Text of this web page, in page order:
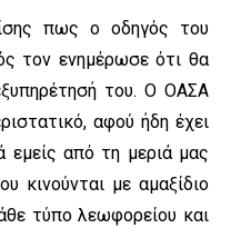
πως ο οδηγός του
τον ενημέρωσε ότι θα
του. Ο ΟΑΣΑ
αφού ήδη έχει
εμείς από τη μεριά μας
κινούνται με αμαξίδιο
τύπο λεωφορείου και